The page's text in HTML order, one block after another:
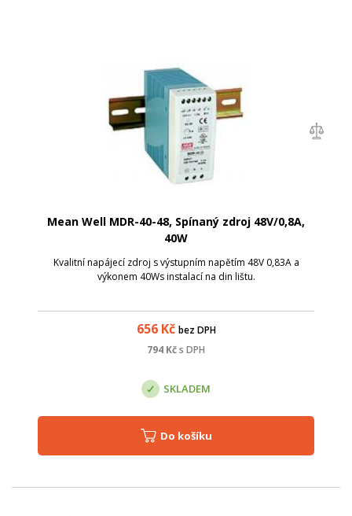
Mean Well MDR-40-48, Spínaný zdroj 48V/0,8A,
40W
Kvalitní napájecí zdroj s výstupním napětím 48V 0,83A a
výkonem 40Ws instalací na din lištu.
656Kč bez DPH
794 Kčs DPH
SKLADEM
Do košíku